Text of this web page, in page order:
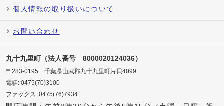
個人情報の取り扱いについて
お問い合わせ
九十九里町（法人番号 8000020124036）
〒283-0195 千葉県山武郡九十九里町片貝4099
電話: 0475(70)3100
ファックス: 0475(76)7934